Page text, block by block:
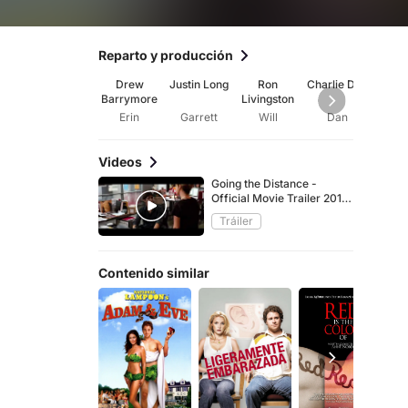
Reparto y producción
Drew
Barrymore
Erin
Justin Long
Garrett
Ron
Livingston
Will
Charlie Day
Dan
Videos
Going the Distance -
Official Movie Trailer 2010
[HD]
Tráiler
Contenido similar